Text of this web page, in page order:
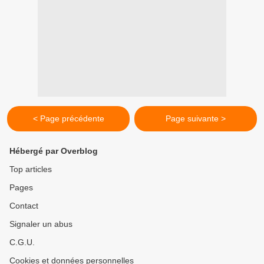
< Page précédente Page suivante >
Hébergé par Overblog
Top articles
Pages
Contact
Signaler un abus
C.G.U.
Cookies et données personnelles